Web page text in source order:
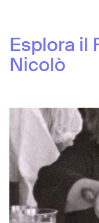
Esplora il
Nicolò